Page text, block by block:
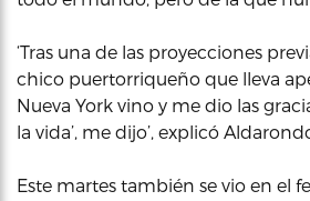
‘Tras una de las proyecciones
chico puertorriqueño que lleva
Nueva York vino y me dio las
la vida’, me dijo’, explicó
Este martes también se vio en el